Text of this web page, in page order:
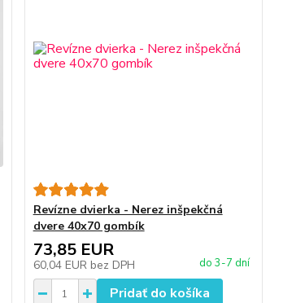
Revízne dvierka - Nerez inšpekčná
dvere 40x70 gombík
73,85 EUR
60,04 EUR bez DPH do 3-7 dní
Pridať do košíka